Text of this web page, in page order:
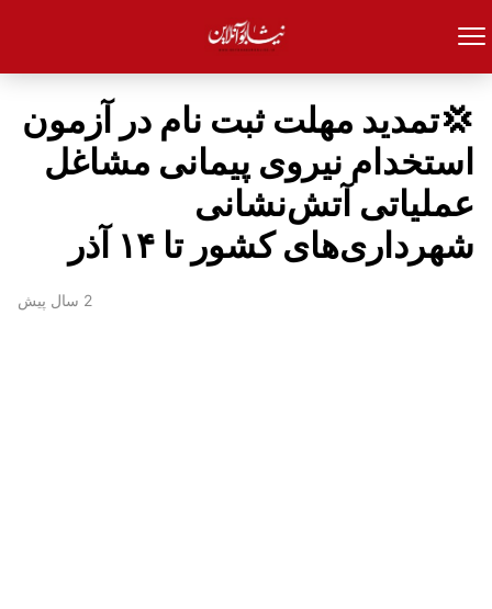
💢تمدید مهلت ثبت نام در آزمون
استخدام نیروی پیمانی مشاغل
عملیاتی آتش‌نشانی
شهرداری‌های کشور تا ۱۴ آذر
2 سال پیش